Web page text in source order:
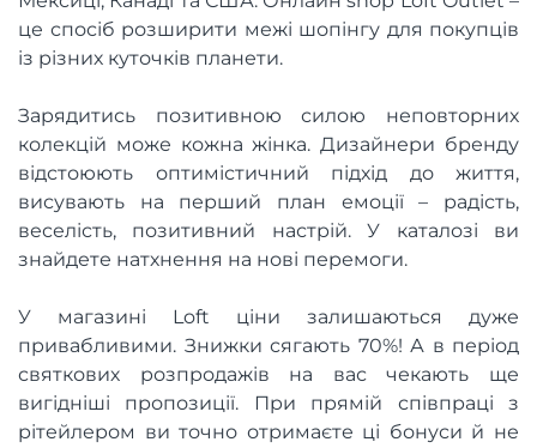
це спосіб розширити межі шопінгу для покупців
із різних куточків планети.
Зарядитись позитивною силою неповторних
колекцій може кожна жінка. Дизайнери бренду
відстоюють оптимістичний підхід до життя,
висувають на перший план емоції – радість,
веселість, позитивний настрій. У каталозі ви
знайдете натхнення на нові перемоги.
У магазині Loft ціни залишаються дуже
привабливими. Знижки сягають 70%! А в період
святкових розпродажів на вас чекають ще
вигідніші пропозиції. При прямій співпраці з
рітейлером ви точно отримаєте ці бонуси й не